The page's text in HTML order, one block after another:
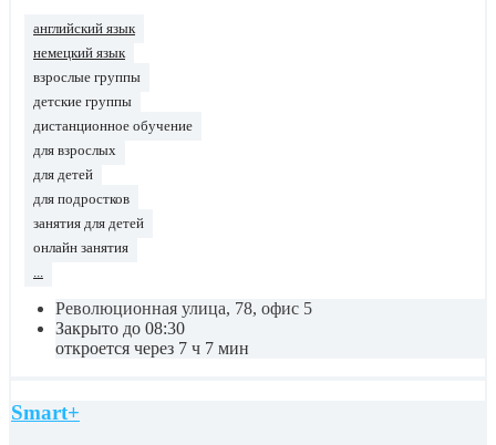
английский язык
немецкий язык
взрослые группы
детские группы
дистанционное обучение
для взрослых
для детей
для подростков
занятия для детей
онлайн занятия
Революционная улица, 78, офис 5
Закрыто до 08:30
откроется через 7 ч 7 мин
Smart+